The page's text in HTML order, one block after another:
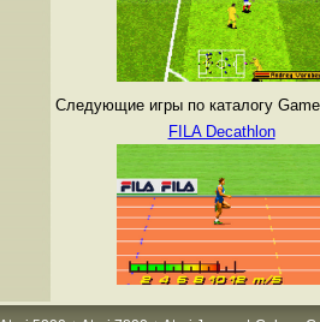
Следующие игры по каталогу
FILA Decathlon